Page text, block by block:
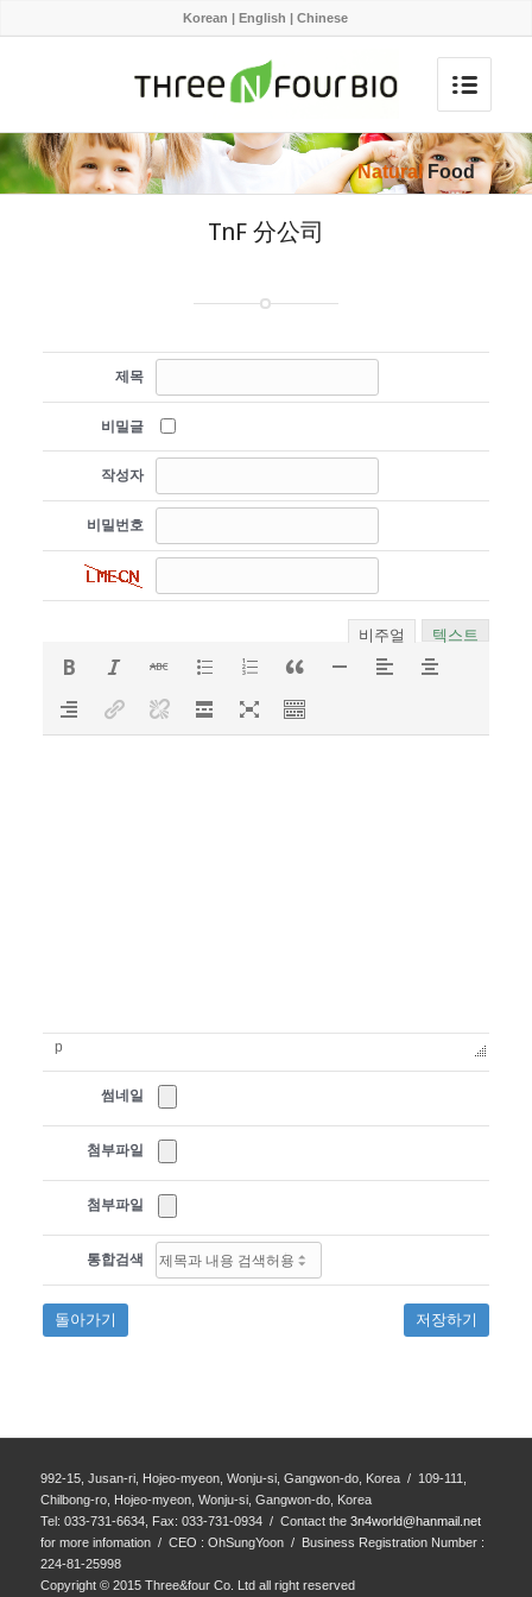
Korean |English |Chinese
NaturalFood
TnF 分公司
제목
비밀글
작성자
비밀번호
텍스트
비주얼
p
썸네일
첨부파일
첨부파일
통합검색
돌아가기 저장하기
992-15, Jusan-ri, Hojeo-myeon, Wonju-si, Gangwon-do, Korea / 109-111,
Chilbong-ro, Hojeo-myeon, Wonju-si, Gangwon-do, Korea
Tel: 033-731-6634, Fax: 033-731-0934 / Contact the 3n4world@hanmail.net
for more infomation / CEO : OhSungYoon / Business Registration Number :
224-81-25998
Copyright © 2015 Three&four Co. Ltd all right reserved